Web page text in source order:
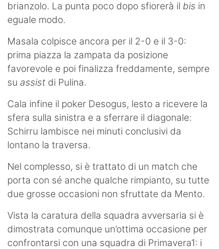
brianzolo. La punta poco dopo sfiorerà il bis in
eguale modo.
Masala colpisce ancora per il 2-0 e il 3-0:
prima piazza la zampata da posizione
favorevole e poi finalizza freddamente, sempre
su assist di Pulina.
Cala infine il poker Desogus, lesto a ricevere la
sfera sulla sinistra e a sferrare il diagonale:
Schirru lambisce nei minuti conclusivi da
lontano la traversa.
Nel complesso, si è trattato di un match che
porta con sé anche qualche rimpianto, su tutte
due grosse occasioni non sfruttate da Mento.
Vista la caratura della squadra avversaria si è
dimostrata comunque un’ottima occasione per
confrontarsi con una squadra di Primavera1: i